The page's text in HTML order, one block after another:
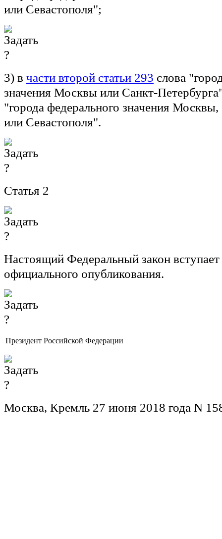
или Севастополя";
3) в части второй статьи 293 слова
значения Москвы или Санкт-
"города федерального значения
или Севастополя".
Статья 2
Настоящий Федеральный закон вступает
официального опубликования.
Президент Российской Федерации
Москва, Кремль 27 июня 2018 года N